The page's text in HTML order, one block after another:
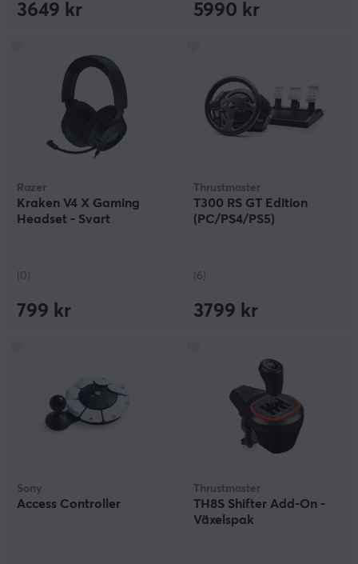
3649 kr 5990 kr
Razer
Kraken V4 X Gaming
Headset - Svart
(0)
799 kr
Thrustmaster
T300 RS GT Edition
(PC/PS4/PS5)
(6)
3799 kr
Sony
Access Controller
Thrustmaster
TH8S Shifter Add-On -
Växelspak